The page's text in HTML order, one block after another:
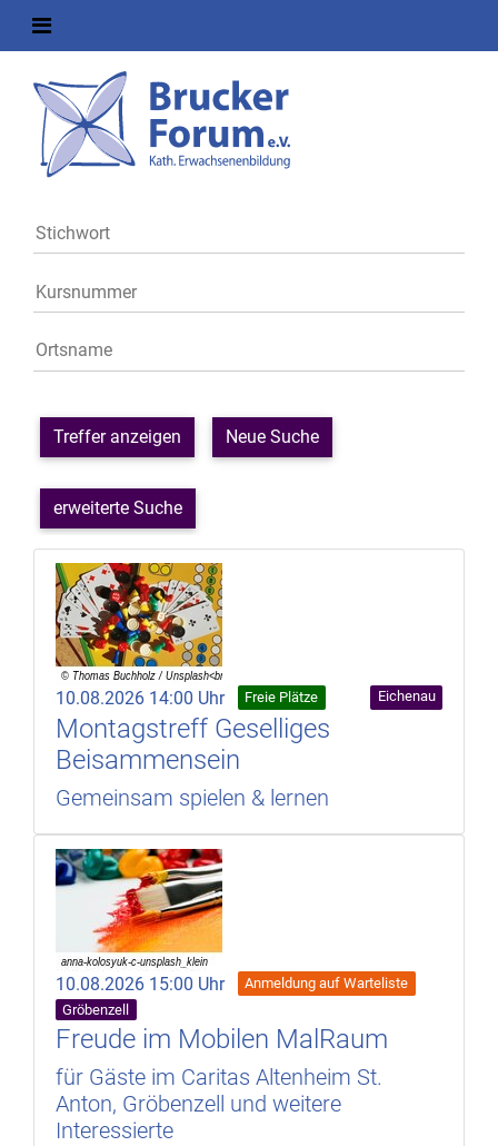
Treffer anzeigen Neue Suche
erweiterte Suche
10.08.2026 14:00 Uhr Freie Plätze Eichenau
Montagstreff Geselliges
Beisammensein
Gemeinsam spielen & lernen
10.08.2026 15:00 Uhr
Anmeldung auf Warteliste
Gröbenzell
Freude im Mobilen MalRaum
für Gäste im Caritas Altenheim St.
Anton, Gröbenzell und weitere
Interessierte